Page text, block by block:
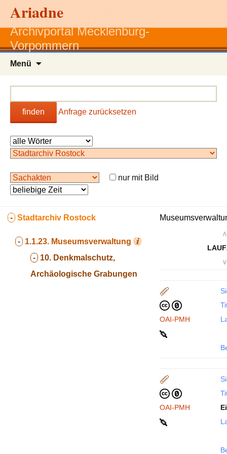
Ariadne
Archivportal Mecklenburg-
Vorpommern
Menü
finden Anfrage zurücksetzen
nur mit Bild
- Stadtarchiv Rostock
- 1.1.23. Museumsverwaltung
- 10. Denkmalschutz,
Archäologische Grabungen
∧
∨
OAI-PMH
OAI-PMH